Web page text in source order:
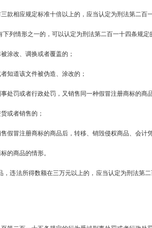
款相应规定标准十倍以上的，应当认定为刑法第二百
列情形之一的，可以认定为刑法第二百一十四条规定
涂改、调换或者覆盖的；
知道该文件被伪造、涂改的；
处罚或者行政处罚，又销售同一种假冒注册商标的商
或者销售的；
假冒注册商标的商品后，转移、销毁侵权商品、会计
的商品的情形。
，违法所得数额在三万元以上的，应当认定为刑法第